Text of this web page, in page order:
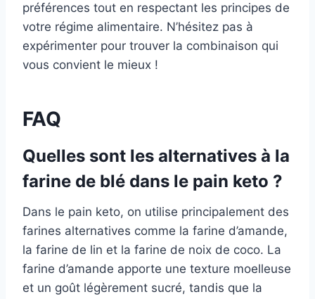
préférences tout en respectant les principes de
votre régime alimentaire. N’hésitez pas à
expérimenter pour trouver la combinaison qui
vous convient le mieux !
FAQ
Quelles sont les alternatives à la
farine de blé dans le pain keto ?
Dans le pain keto, on utilise principalement des
farines alternatives comme la farine d’amande,
la farine de lin et la farine de noix de coco. La
farine d’amande apporte une texture moelleuse
et un goût légèrement sucré, tandis que la